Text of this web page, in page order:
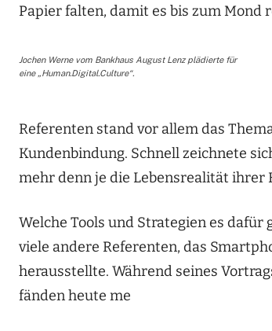
Papier falten, damit es bis zum Mond
Jochen Werne vom Bankhaus August Lenz plädierte für
eine „Human.Digital.Culture“.
Referenten stand vor allem das
Kundenbindung. Schnell zeichnete
mehr denn je die Lebensrealität ihrer
Welche Tools und Strategien es
viele andere Referenten, das
herausstellte. Während seines
fänden heute me